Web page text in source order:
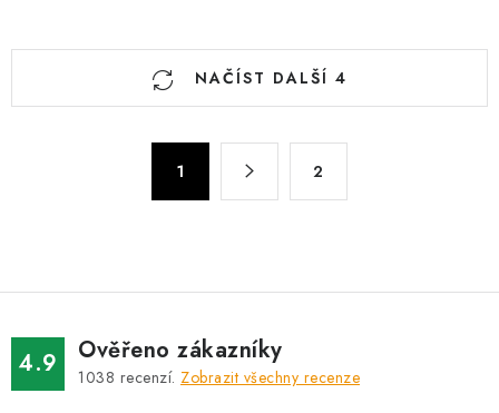
O
p
v
k
NAČÍST DALŠÍ 4
k
v
á
n
1 2
4.9 Ověřeno zákazníky
1038 recenzí. Zobrazit všechny recenze